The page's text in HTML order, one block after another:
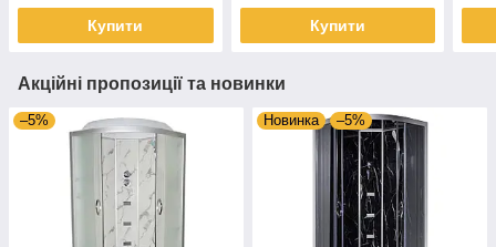
Купити Купити
Акційні пропозиції та новинки
–5% Новинка –5%